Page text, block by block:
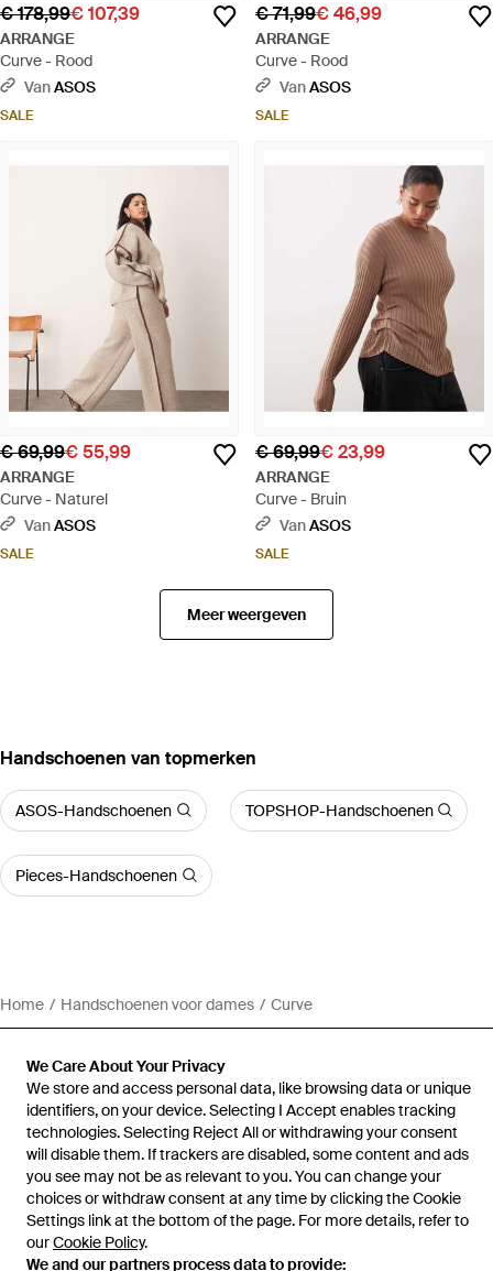
We Care About Your Privacy
We store and access personal data, like browsing data or unique
identifiers, on your device. Selecting I Accept enables tracking
technologies. Selecting Reject All or withdrawing your consent
will disable them. If trackers are disabled, some content and ads
you see may not be as relevant to you. You can change your
choices or withdraw consent at any time by clicking the Cookie
Settings link at the bottom of the page. For more details, refer to
ourCookie Policy.
We and our partners process data to provide:
€ 178,99€ 107,39
ARRANGE
Curve - Rood
VanASOS
SALE
€ 71,99€ 46,99
ARRANGE
Curve - Rood
VanASOS
SALE
€ 69,99€ 55,99
ARRANGE
Curve - Naturel
VanASOS
SALE
€ 69,99€ 23,99
ARRANGE
Curve - Bruin
VanASOS
SALE
Meer weergeven
‪Handschoenen‬ van topmerken
ASOS-Handschoenen TOPSHOP-Handschoenen
Pieces-Handschoenen
Home Handschoenen voor dames Curve
Hulp en informatie